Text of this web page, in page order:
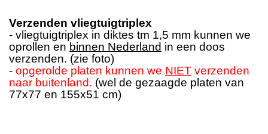
Verzenden vliegtuigtriplex
- vliegtuigtriplex in diktes tm 1,5 mm kunnen we
oprollen en binnen Nederland in een doos
verzenden. (zie foto)
- opgerolde platen kunnen we NIET verzenden
naar buitenland. (wel de gezaagde platen van
77x77 en 155x51 cm)